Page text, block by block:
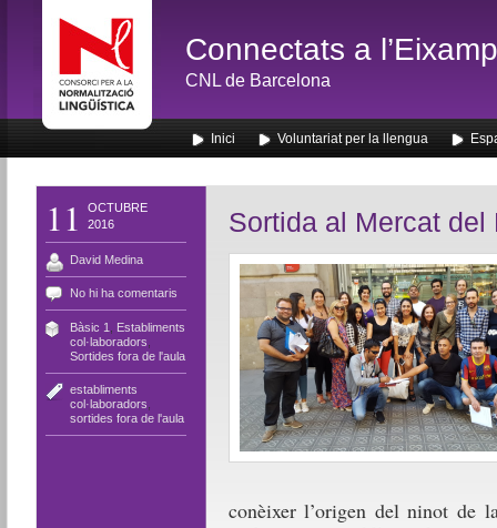
Connectats a
CNL de Barcelona
Inici Voluntariat per la llengua
11
OCTUBRE
2016
David Medina
No hi ha comentaris
Bàsic 1
Establiments
col·laboradors
Sortides fora de l'aula
establiments
col·laboradors
sortides fora de l'aula
Sortida al Mercat del
conèixer l’origen del ninot de